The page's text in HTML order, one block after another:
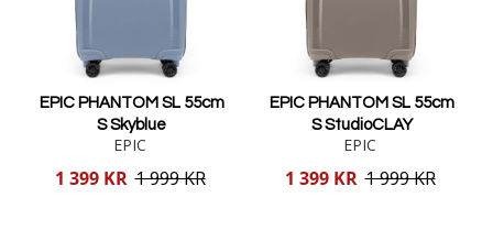
EPIC PHANTOM SL 55cm
S Skyblue
EPIC
Reducerat
1 399 KR 1 999 KR
EPIC PHANTOM SL 55cm
S StudioCLAY
EPIC
Reducerat
1 399 KR 1 999 KR